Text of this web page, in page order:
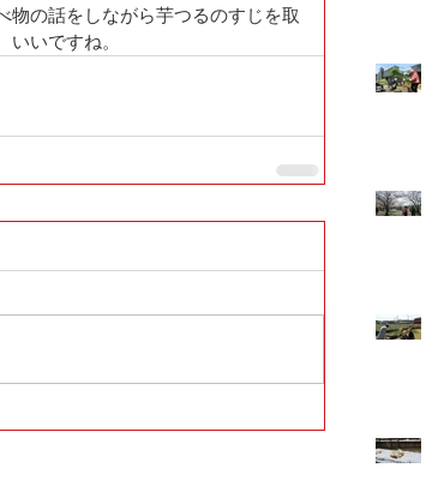
物の話をしながら芋つるのすじを取
いですね。